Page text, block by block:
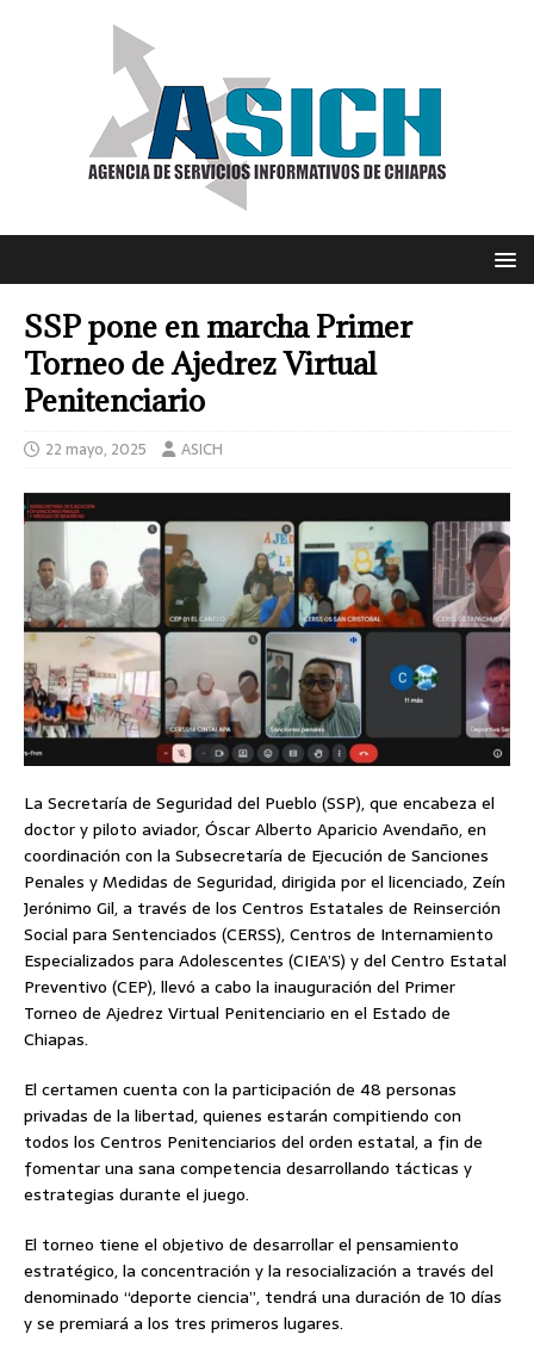
SSP pone en marcha Primer
Torneo de Ajedrez Virtual
Penitenciario
22 mayo, 2025 ASICH
La Secretaría de Seguridad del Pueblo (SSP), que encabeza el
doctor y piloto aviador, Óscar Alberto Aparicio Avendaño, en
coordinación con la Subsecretaría de Ejecución de Sanciones
Penales y Medidas de Seguridad, dirigida por el licenciado, Zeín
Jerónimo Gil, a través de los Centros Estatales de Reinserción
Social para Sentenciados (CERSS), Centros de Internamiento
Especializados para Adolescentes (CIEA’S) y del Centro Estatal
Preventivo (CEP), llevó a cabo la inauguración del Primer
Torneo de Ajedrez Virtual Penitenciario en el Estado de
Chiapas.
El certamen cuenta con la participación de 48 personas
privadas de la libertad, quienes estarán compitiendo con
todos los Centros Penitenciarios del orden estatal, a fin de
fomentar una sana competencia desarrollando tácticas y
estrategias durante el juego.
El torneo tiene el objetivo de desarrollar el pensamiento
estratégico, la concentración y la resocialización a través del
denominado “deporte ciencia”, tendrá una duración de 10 días
y se premiará a los tres primeros lugares.